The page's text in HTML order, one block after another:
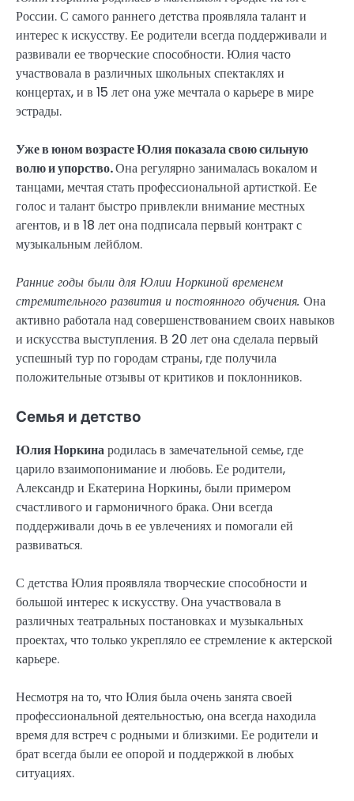
России. С самого раннего детства проявляла талант и
интерес к искусству. Ее родители всегда поддерживали и
развивали ее творческие способности. Юлия часто
участвовала в различных школьных спектаклях и
концертах, и в 15 лет она уже мечтала о карьере в мире
эстрады.
Уже в юном возрасте Юлия показала свою сильную
волю и упорство.Она регулярно занималась вокалом и
танцами, мечтая стать профессиональной артисткой. Ее
голос и талант быстро привлекли внимание местных
агентов, и в 18 лет она подписала первый контракт с
музыкальным лейблом.
Ранние годы были для Юлии Норкиной временем
стремительного развития и постоянного обучения. Она
активно работала над совершенствованием своих навыков
и искусства выступления. В 20 лет она сделала первый
успешный тур по городам страны, где получила
положительные отзывы от критиков и поклонников.
Семья и детство
Юлия Норкинародилась в замечательной семье, где
царило взаимопонимание и любовь. Ее родители,
Александр и Екатерина Норкины, были примером
счастливого и гармоничного брака. Они всегда
поддерживали дочь в ее увлечениях и помогали ей
развиваться.
С детства Юлия проявляла творческие способности и
большой интерес к искусству. Она участвовала в
различных театральных постановках и музыкальных
проектах, что только укрепляло ее стремление к актерской
карьере.
Несмотря на то, что Юлия была очень занята своей
профессиональной деятельностью, она всегда находила
время для встреч с родными и близкими. Ее родители и
брат всегда были ее опорой и поддержкой в любых
ситуациях.